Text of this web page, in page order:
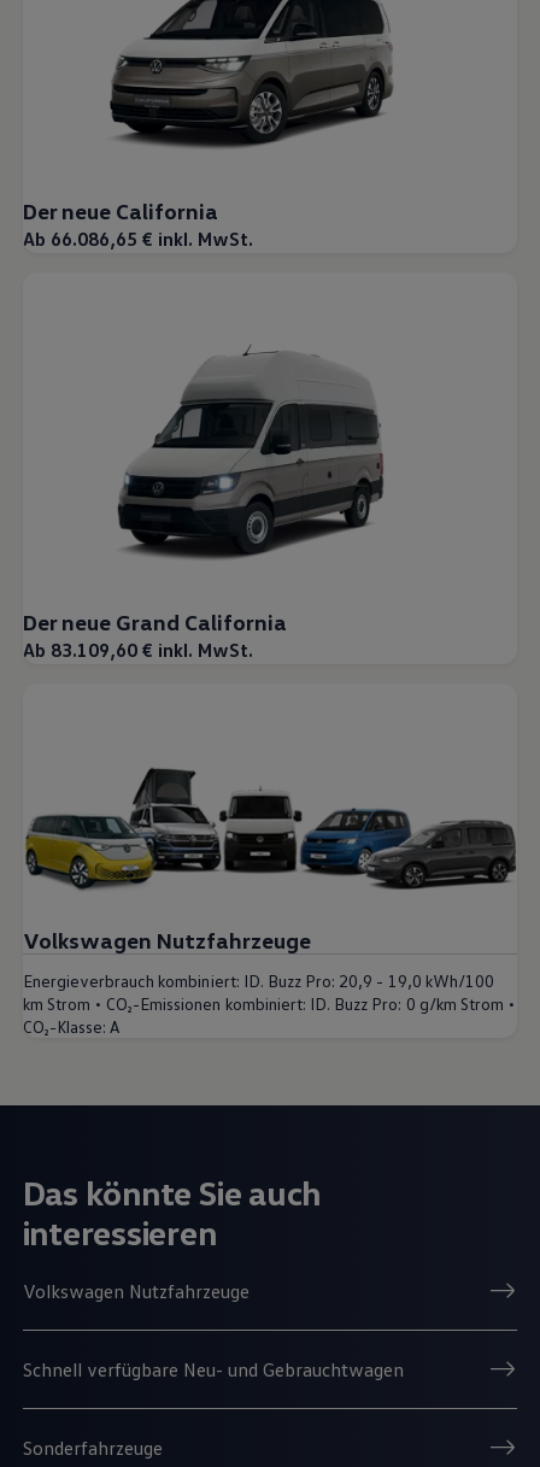
Der neue California
Ab 66.086,65 € inkl. MwSt.
Der neue Grand California
Ab 83.109,60 € inkl. MwSt.
Volkswagen Nutzfahrzeuge
Energieverbrauch kombiniert: ID. Buzz Pro: 20,9 - 19,0 kWh/100
km Strom • CO₂-Emissionen kombiniert: ID. Buzz Pro: 0 g/km Strom •
CO₂-Klasse: A
Das könnte Sie auch
interessieren
Volkswagen Nutzfahrzeuge
Schnell verfügbare Neu- und Gebrauchtwagen
Sonderfahrzeuge